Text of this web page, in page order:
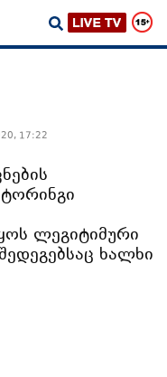
17:22
ლეგიტიმური
ხალხი